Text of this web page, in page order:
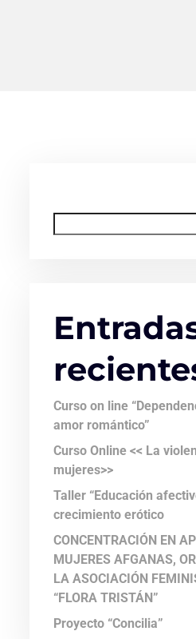
Curso on line
amor romántico”
Curso Online << La
mujeres>>
Taller “Educación
crecimiento erótico
CONCENTRACIÓN EN
MUJERES AFGANAS,
LA ASOCIACIÓN
“FLORA TRISTÁN”
Proyecto “Concilia”